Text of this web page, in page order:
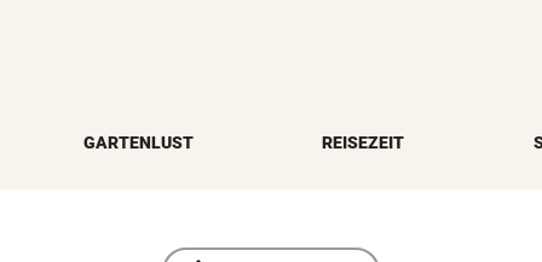
GARTENLUST REISEZEIT